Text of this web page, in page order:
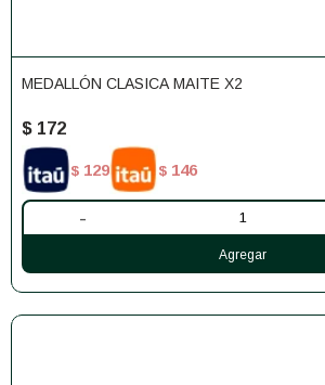
MEDALLÓN CLASICA MAITE X2
$ 172
$ 129 $ 146
-